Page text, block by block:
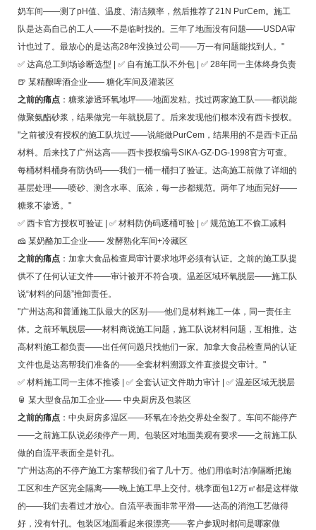
奶车间——测了pH值、温度、清洁频率，然后推荐了21N PurCem。施工
队是达高自己的工人——不是临时找的。三年了地面没有问题——USDA审
计也过了。最放心的是达高28年没换过公司——万一有问题能找到人。"
✅ 达高总工到场诊断选型 | ✅ 自有施工队不外包 | ✅ 28年同一主体终身负责
🍺 某精酿啤酒企业—— 糖化车间及灌装区
之前的痛点：糖浆渗透环氧地坪——地面发粘。找过两家施工队——都说能
做聚氨酯砂浆，结果做完一年就脱层了。后来发现他们根本没有西卡授权。
"之前被没有授权的施工队坑过——说能做PurCem，结果用的不是西卡正品
材料。后来找了广州达高——西卡授权编号SIKA-GZ-DG-1998官方可查。
每桶材料桶身有防伪码——我们一桶一桶扫了验证。达高施工前做了详细的
基层处理——喷砂、测含水率、底涂，每一步都规范。两年了地面完好——
糖浆不渗透。"
✅ 西卡官方授权可验证 | ✅ 材料防伪码逐桶可验 | ✅ 规范施工不偷工减料
🧀 某奶酪加工企业—— 发酵熟化车间+冷藏区
之前的痛点：加拿大食品检查局审计要求地坪必须有认证。之前的施工队提
供不了任何认证文件——审计被开不符合项。温差区域环氧脱层——施工队
说“材料的问题”推卸责任。
"广州达高和普通施工队最大的区别——他们是材料施工一体，同一责任主
体。之前环氧脱层——材料商说施工问题，施工队说材料问题，互相推。达
高材料施工都负责——出任何问题只找他们一家。加拿大食品检查局的认证
文件也是达高帮我们准备的——全套材料溯源文件直接提交审计。"
✅ 材料施工同一主体不推诿 | ✅ 全套认证文件助力审计 | ✅ 温差区域无脱层
🥫 某大型食品加工企业—— 中央厨房及包装区
之前的痛点：中央厨房多温区——环氧在冷热交界处全裂了。车间不能停产
——之前施工队说必须停产一周。包装区对地面美观有要求——之前施工队
做的自流平表面全是针孔。
"广州达高的不停产施工方案帮我们省了几十万。他们用临时洁净隔断把施
工区和生产区完全隔离——晚上施工早上交付。桃李面包12万㎡都是这样做
的——我们去看过才放心。自流平表面非常平滑——达高的消泡工艺做得
好，没有针孔。包装区地面看起来很漂亮——客户参观时都问是哪家做